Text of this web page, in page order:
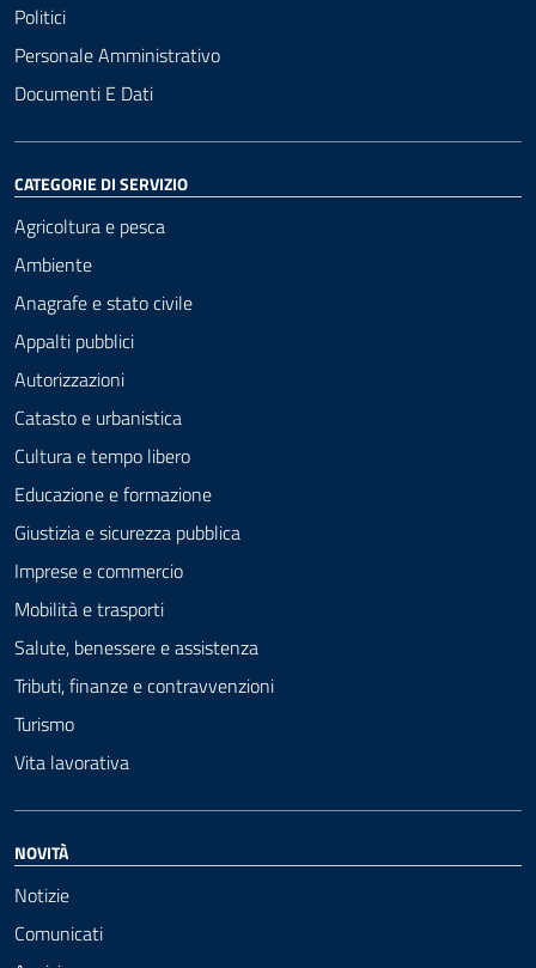
Politici
Personale Amministrativo
Documenti E Dati
CATEGORIE DI SERVIZIO
Agricoltura e pesca
Ambiente
Anagrafe e stato civile
Appalti pubblici
Autorizzazioni
Catasto e urbanistica
Cultura e tempo libero
Educazione e formazione
Giustizia e sicurezza pubblica
Imprese e commercio
Mobilità e trasporti
Salute, benessere e assistenza
Tributi, finanze e contravvenzioni
Turismo
Vita lavorativa
NOVITÀ
Notizie
Comunicati